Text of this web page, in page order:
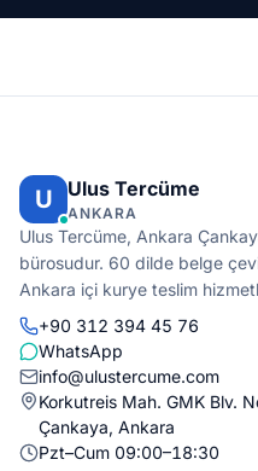
U Ulus Tercüme
ANKARA
Ulus Tercüme, Ankara
bürosudur. 60 dilde belge
Ankara içi kurye teslim
+90 312 394 45 76
WhatsApp
info@ulustercume.com
Korkutreis Mah. GMK Blv.
Çankaya, Ankara
Pzt–Cum 09:00–18:30